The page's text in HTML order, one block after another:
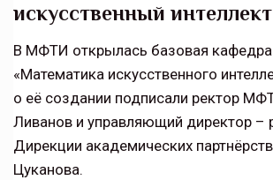
искусственный
В МФТИ открылась базовая
«Математика искусственного
о её создании подписали ректор
Ливанов и управляющий директор –
Дирекции академических
Цуканова.